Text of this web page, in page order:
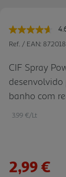
Ref. / EAN:
CIF Spray
desenvolvido
banho com
Com uma
esta garrafa
3.99 €/Lt
2,99 €